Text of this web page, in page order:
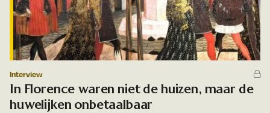
Zoek
Interview
In Florence waren niet de huizen, maar de
huwelijken onbetaalbaar